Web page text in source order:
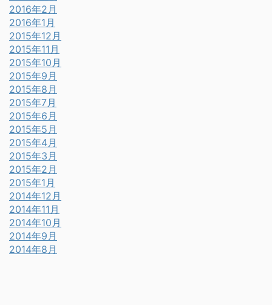
2016年2月
2016年1月
2015年12月
2015年11月
2015年10月
2015年9月
2015年8月
2015年7月
2015年6月
2015年5月
2015年4月
2015年3月
2015年2月
2015年1月
2014年12月
2014年11月
2014年10月
2014年9月
2014年8月